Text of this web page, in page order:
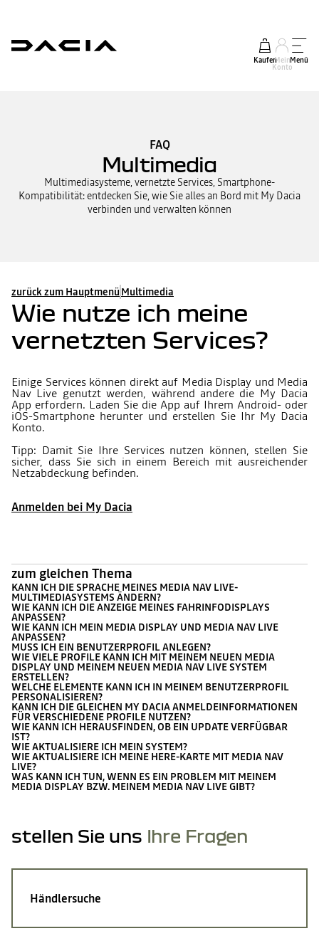
KaufenMein
Konto
Menü
FAQ
Multimedia
Multimediasysteme, vernetzte Services, Smartphone-
Kompatibilität: entdecken Sie, wie Sie alles an Bord mit My Dacia
verbinden und verwalten können
zurück zum Hauptmenü Multimedia
Wie nutze ich meine
vernetzten Services?
Einige Services können direkt auf Media Display und Media
Nav Live genutzt werden, während andere die My Dacia
App erfordern. Laden Sie die App auf Ihrem Android- oder
iOS-Smartphone herunter und erstellen Sie Ihr My Dacia
Konto.
Tipp: Damit Sie Ihre Services nutzen können, stellen Sie
sicher, dass Sie sich in einem Bereich mit ausreichender
Netzabdeckung befinden.
Anmelden bei My Dacia
zum gleichen Thema
KANN ICH DIE SPRACHE MEINES MEDIA NAV LIVE-
MULTIMEDIASYSTEMS ÄNDERN?
WIE KANN ICH DIE ANZEIGE MEINES FAHRINFODISPLAYS
ANPASSEN?
WIE KANN ICH MEIN MEDIA DISPLAY UND MEDIA NAV LIVE
ANPASSEN?
MUSS ICH EIN BENUTZERPROFIL ANLEGEN?
WIE VIELE PROFILE KANN ICH MIT MEINEM NEUEN MEDIA
DISPLAY UND MEINEM NEUEN MEDIA NAV LIVE SYSTEM
ERSTELLEN?
WELCHE ELEMENTE KANN ICH IN MEINEM BENUTZERPROFIL
PERSONALISIEREN?
KANN ICH DIE GLEICHEN MY DACIA ANMELDEINFORMATIONEN
FÜR VERSCHIEDENE PROFILE NUTZEN?
WIE KANN ICH HERAUSFINDEN, OB EIN UPDATE VERFÜGBAR
IST?
WIE AKTUALISIERE ICH MEIN SYSTEM?
WIE AKTUALISIERE ICH MEINE HERE-KARTE MIT MEDIA NAV
LIVE?
WAS KANN ICH TUN, WENN ES EIN PROBLEM MIT MEINEM
MEDIA DISPLAY BZW. MEINEM MEDIA NAV LIVE GIBT?
stellen Sie uns Ihre Fragen
Händlersuche